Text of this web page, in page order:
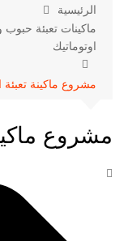
الرئيسية
ماكينات تعبئة
اوتوماتيك
مشروع ماكينة تعبئة
مشروع